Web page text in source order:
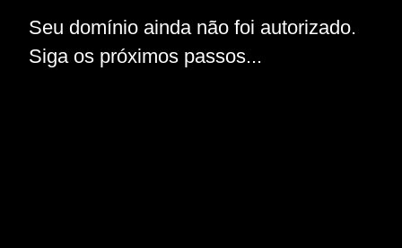
Seu domínio ainda não foi autorizado.
Siga os próximos passos...